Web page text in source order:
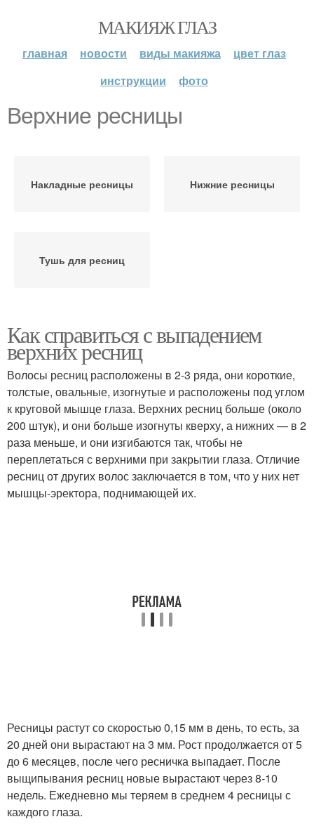
МАКИЯЖ ГЛАЗ
главная новости виды макияжа
цвет глаз
инструкции
фото
Верхние ресницы
Накладные ресницы Нижние ресницы
Тушь для ресниц
Как справиться с выпадением
верхних ресниц
Волосы ресниц расположены в 2-3 ряда, они короткие,
толстые, овальные, изогнутые и расположены под углом
к круговой мышце глаза. Верхних ресниц больше (около
200 штук), и они больше изогнуты кверху, а нижних — в 2
раза меньше, и они изгибаются так, чтобы не
переплетаться с верхними при закрытии глаза. Отличие
ресниц от других волос заключается в том, что у них нет
мышцы-эректора, поднимающей их.
Ресницы растут со скоростью 0,15 мм в день, то есть, за
20 дней они вырастают на 3 мм. Рост продолжается от 5
до 6 месяцев, после чего ресничка выпадает. После
выщипывания ресниц новые вырастают через 8-10
недель. Ежедневно мы теряем в среднем 4 ресницы с
каждого глаза.